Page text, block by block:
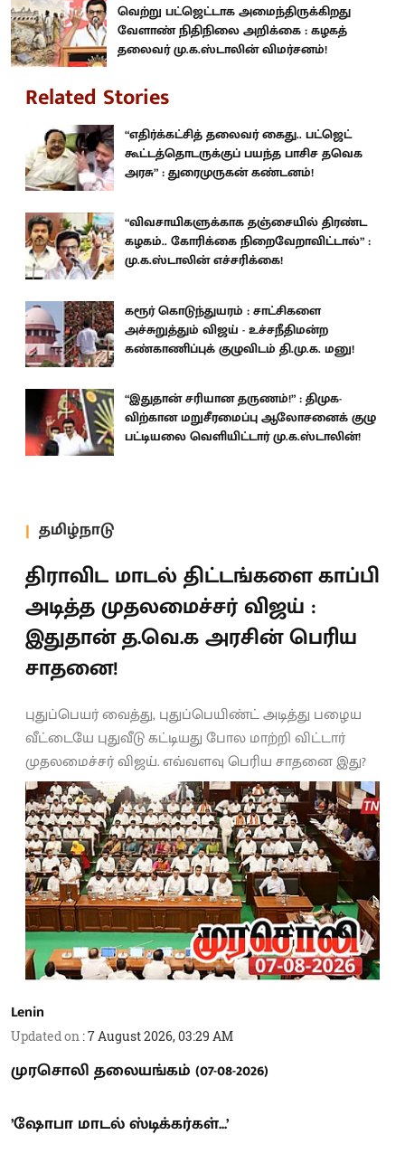
வெற்று பட்ஜெட்டாக அமைந்திருக்கிறது
வேளாண் நிதிநிலை அறிக்கை : கழகத்
தலைவர் மு.க.ஸ்டாலின் விமர்சனம்!
Related Stories
“எதிர்க்கட்சித் தலைவர் கைது.. பட்ஜெட்
கூட்டத்தொடருக்குப் பயந்த பாசிச தவெக
அரசு” : துரைமுருகன் கண்டனம்!
“விவசாயிகளுக்காக தஞ்சையில் திரண்ட
கழகம்.. கோரிக்கை நிறைவேறாவிட்டால்” :
மு.க.ஸ்டாலின் எச்சரிக்கை!
கரூர் கொடுந்துயரம் : சாட்சிகளை
அச்சுறுத்தும் விஜய் - உச்சநீதிமன்ற
கண்காணிப்புக் குழுவிடம் தி.மு.க. மனு!
“இதுதான் சரியான தருணம்!” : திமுக-
விற்கான மறுசீரமைப்பு ஆலோசனைக் குழு
பட்டியலை வெளியிட்டார் மு.க.ஸ்டாலின்!
தமிழ்நாடு
திராவிட மாடல் திட்டங்களை காப்பி
அடித்த முதலமைச்சர் விஜய் :
இதுதான் த.வெ.க அரசின் பெரிய
சாதனை!
புதுப்பெயர் வைத்து, புதுப்பெயிண்ட் அடித்து பழைய
வீட்டையே புதுவீடு கட்டியது போல மாற்றி விட்டார்
முதலமைச்சர் விஜய். எவ்வளவு பெரிய சாதனை இது?
Lenin
Updated on :7 August 2026, 03:29 AM
முரசொலி தலையங்கம் (07-08-2026)
’ஷோபா மாடல் ஸ்டிக்கர்கள்...’